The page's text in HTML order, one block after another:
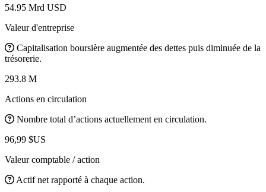
54.95 Mrd USD
Valeur d'entreprise
Capitalisation boursière augmentée des dettes puis diminuée de la
trésorerie.
293.8 M
Actions en circulation
Nombre total d’actions actuellement en circulation.
96,99 $US
Valeur comptable / action
Actif net rapporté à chaque action.